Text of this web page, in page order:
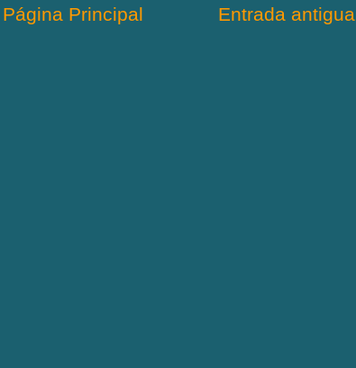
Entrada antigua
Página Principal